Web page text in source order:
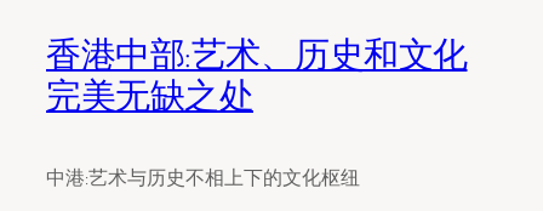
香港中部:艺术、历史和文化
完美无缺之处
中港:艺术与历史不相上下的文化枢纽